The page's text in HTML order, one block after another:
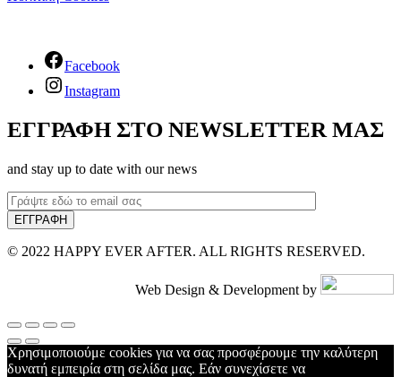
Facebook
Instagram
ΕΓΓΡΑΦΗ ΣΤΟ NEWSLETTER ΜΑΣ
and stay up to date with our news
© 2022 HAPPY EVER AFTER. ALL RIGHTS RESERVED.
Web Design & Development by
Χρησιμοποιούμε cookies για να σας προσφέρουμε την καλύτερη
δυνατή εμπειρία στη σελίδα μας. Εάν συνεχίσετε να